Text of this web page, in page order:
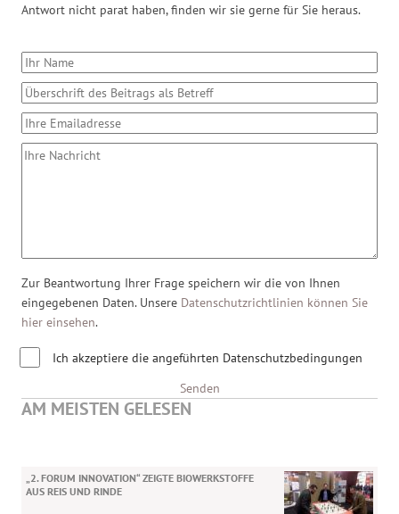
Antwort nicht parat haben, finden wir sie gerne für Sie heraus.
Zur Beantwortung Ihrer Frage speichern wir die von Ihnen
eingegebenen Daten. Unsere Datenschutzrichtlinien können Sie
hier einsehen.
Ich akzeptiere die angeführten Datenschutzbedingungen
Senden
AM MEISTEN GELESEN
„2. FORUM INNOVATION“ ZEIGTE BIOWERKSTOFFE
AUS REIS UND RINDE